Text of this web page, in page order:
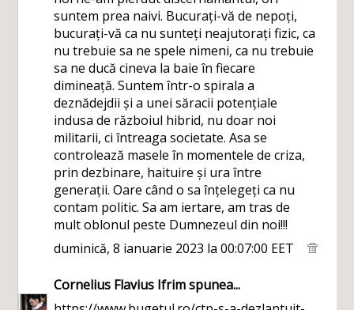
suntem prea naivi. Bucurați-vă de nepoți,
bucurați-vă ca nu sunteți neajutorați fizic, ca
nu trebuie sa ne spele nimeni, ca nu trebuie
sa ne ducă cineva la baie în fiecare
dimineață. Suntem într-o spirala a
deznădejdii și a unei săracii potențiale
indusa de războiul hibrid, nu doar noi
militarii, ci întreaga societate. Asa se
controlează masele în momentele de criza,
prin dezbinare, haituire și ura între
generații. Oare când o sa înțelegeți ca nu
contam politic. Sa am iertare, am tras de
mult oblonul peste Dumnezeul din noi!!!
duminică, 8 ianuarie 2023 la 00:07:00 EET
Cornelius Flavius Ifrimspunea...